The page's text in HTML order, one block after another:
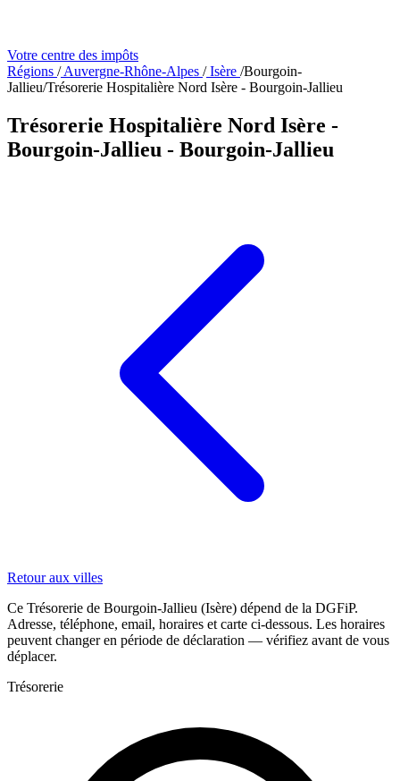
Votre centre des impôts
Régions /Auvergne-Rhône-Alpes /Isère /Bourgoin-
Jallieu/Trésorerie Hospitalière Nord Isère - Bourgoin-Jallieu
Trésorerie Hospitalière Nord Isère -
Bourgoin-Jallieu - Bourgoin-Jallieu
Retour aux villes
Ce Trésorerie de Bourgoin-Jallieu (Isère) dépend de la DGFiP.
Adresse, téléphone, email, horaires et carte ci-dessous. Les horaires
peuvent changer en période de déclaration — vérifiez avant de vous
déplacer.
Trésorerie